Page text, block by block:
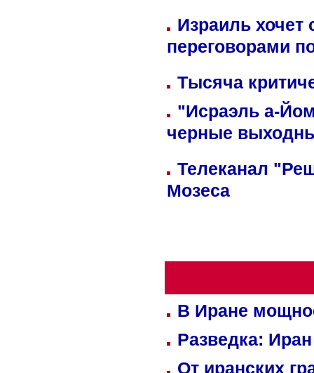
Израиль хочет
переговорами
Тысяча
"Исраэль а-
черные
Телеканал
Мозеса
В Иране
Разведка:
От иранских